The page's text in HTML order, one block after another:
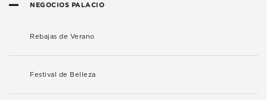
NEGOCIOS PALACIO
Rebajas de Verano
Festival de Belleza